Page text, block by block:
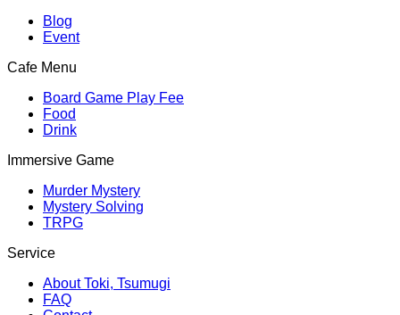
Blog
Event
Cafe Menu
Board Game Play Fee
Food
Drink
Immersive Game
Murder Mystery
Mystery Solving
TRPG
Service
About Toki, Tsumugi
FAQ